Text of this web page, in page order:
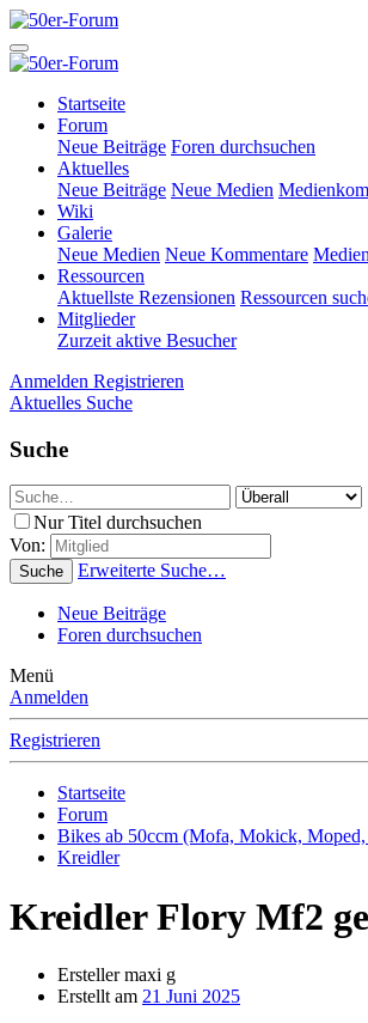
Startseite
Forum
Neue Beiträge Foren durchsuchen
Aktuelles
Neue Beiträge Neue Medien
Wiki
Galerie
Neue Medien Neue Kommentare
Ressourcen
Aktuellste Rezensionen Ressourcen
Mitglieder
Zurzeit aktive Besucher
Anmelden Registrieren
Aktuelles Suche
Suche
Nur Titel durchsuchen
Von:
Suche Erweiterte Suche…
Neue Beiträge
Foren durchsuchen
Menü
Anmelden
Registrieren
Startseite
Forum
Bikes ab 50ccm (Mofa, Mokick,
Kreidler
Kreidler Flory Mf2
Erstellermaxi g
Erstellt am 21 Juni 2025